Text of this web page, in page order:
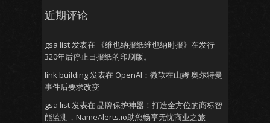
近期评论
gsa list发表在
《维也纳报纸维也纳时报》在发行
320年后停止日报纸的印刷版。
link building发表在 OpenAI：微软在山姆·奥尔特曼
事件后要求改变
gsa list发表在 品牌保护神器！打造全方位的商标智
能监测，NameAlerts.io助您畅享无忧商业之旅